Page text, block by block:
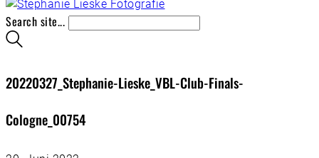
Search site...
20220327_Stephanie-Lieske_VBL-Club-Finals-
Cologne_00754